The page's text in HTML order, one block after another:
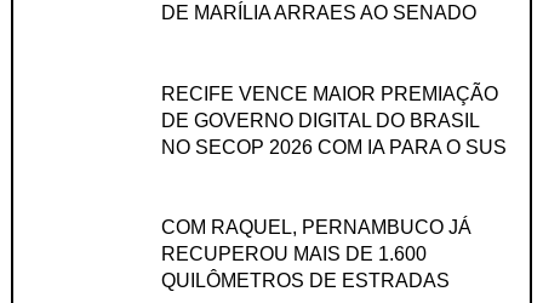
DE MARÍLIA ARRAES AO SENADO
RECIFE VENCE MAIOR PREMIAÇÃO
DE GOVERNO DIGITAL DO BRASIL
NO SECOP 2026 COM IA PARA O SUS
COM RAQUEL, PERNAMBUCO JÁ
RECUPEROU MAIS DE 1.600
QUILÔMETROS DE ESTRADAS